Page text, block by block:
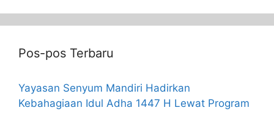
Pos-pos Terbaru
Yayasan Senyum Mandiri Hadirkan
Kebahagiaan Idul Adha 1447 H Lewat Program